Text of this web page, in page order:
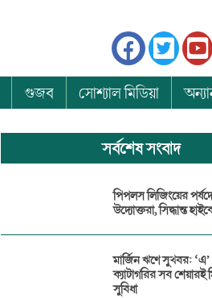
গুজব সোশ্যাল মিডিয়া
সর্বশেষ সংবাদ
পিপলস লিজিংয়ের
উদ্যোক্তরা, সিদ্ধান্ত
মার্জিন ঋণে সুখবর: ‘এ’
ক্যাটাগরির সব শেয়ারই
সুবিধা